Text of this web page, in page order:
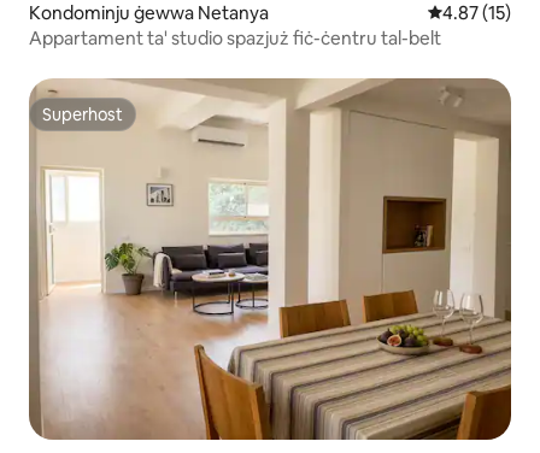
Kondominju ġewwa Netanya Rating
4.87 (15)
Appartament ta' studio spazjuż fiċ-ċentru tal-belt
Superhost
Superhost